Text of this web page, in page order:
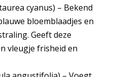
cyanus) – Bekend
bloemblaadjes en
Geeft deze
vleugje frisheid en